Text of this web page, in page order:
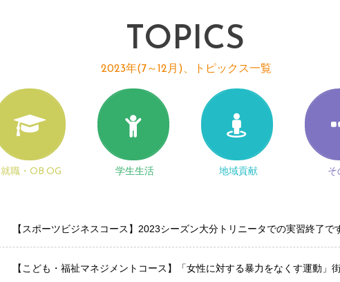
TOPICS
2023年(7～12月)、トピックス一覧
就職・OB.OG 学生生活 地域貢献 そ
【スポーツビジネスコース】2023シーズン大分トリニータでの実習終了で
【こども・福祉マネジメントコース】「女性に対する暴力をなくす運動」